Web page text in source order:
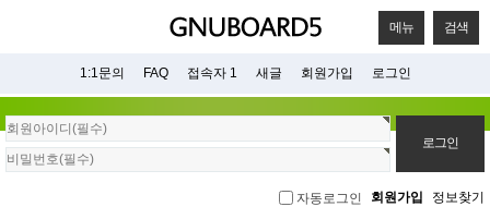
메뉴 검색
1:1문의 FAQ 접속자 1 새글 회원가입 로그인
원
자동로그인 회원가입 정보찾기